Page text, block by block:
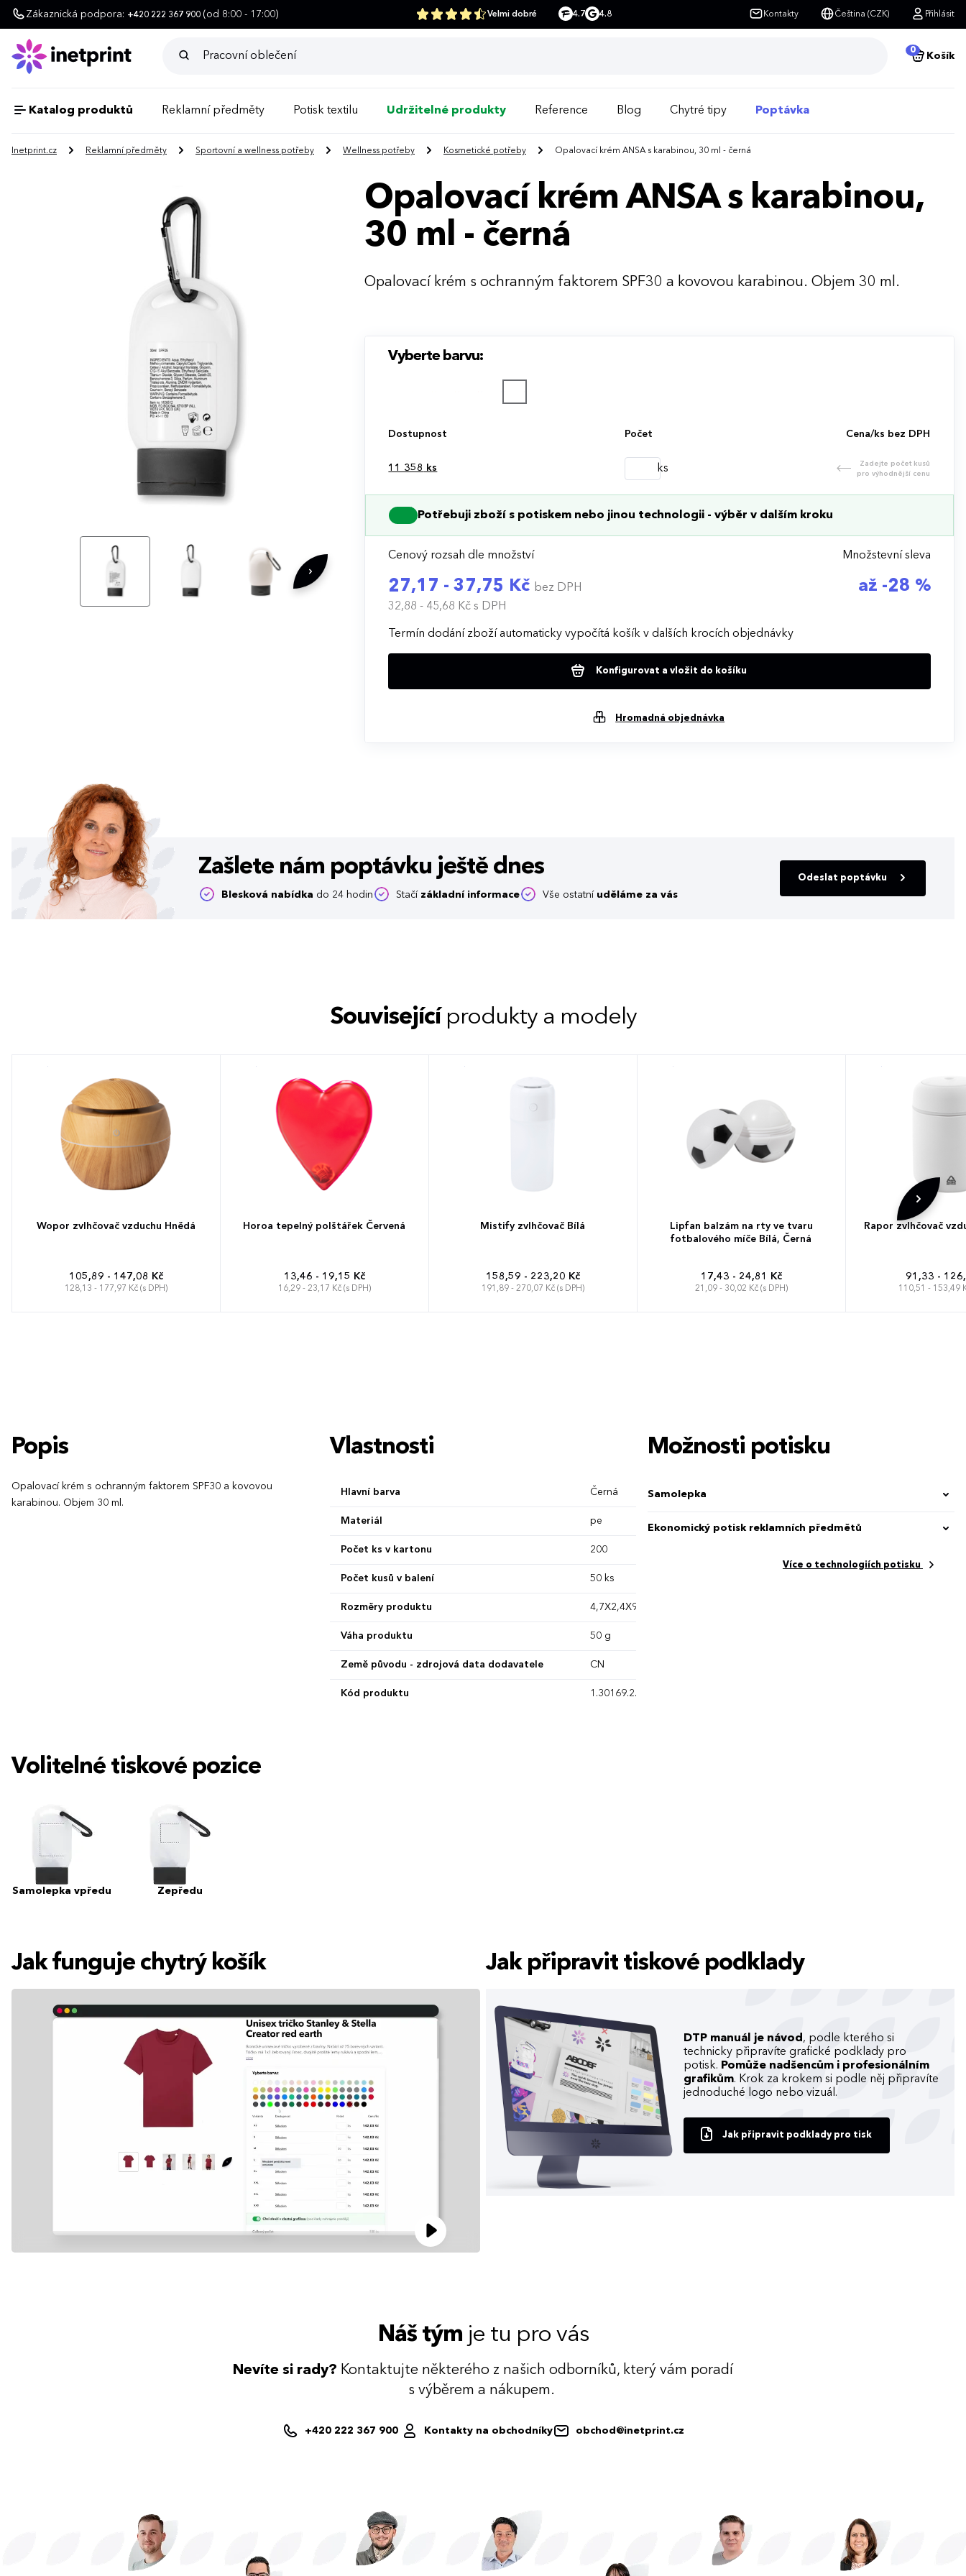
Zákaznická podpora: +420 222 367 900 (od 8:00 - 17:00) Velmi dobré 4.7 4.8 Kontakty Čeština (CZK) Přihlásit
0
Košík
Katalog produktů Reklamní předměty Potisk textilu Udržitelné produkty Reference Blog Chytré tipy Poptávka
Inetprint.cz Reklamní předměty Sportovní a wellness potřeby Wellness potřeby Kosmetické potřeby Opalovací krém ANSA s karabinou, 30 ml - černá
Opalovací krém ANSA s karabinou,
30 ml - černá
Opalovací krém s ochranným faktorem SPF30 a kovovou karabinou. Objem 30 ml.
Vyberte barvu:
Dostupnost Počet Cena/ks bez DPH
11 358 ks ks
Zadejte počet kusů
pro výhodnější cenu
Potřebuji zboží s potiskem nebo jinou technologii - výběr v dalším kroku
Cenový rozsah dle množství
27,17 - 37,75 Kč bez DPH
32,88 - 45,68 Kčs DPH
Množstevní sleva
až -28 %
Termín dodání zboží automaticky vypočítá košík v dalších krocích objednávky
Konfigurovat a vložit do košíku
Hromadná objednávka
Zašlete nám poptávku ještě dnes
Blesková nabídka do 24 hodin Stačí základní informace Vše ostatní uděláme za vás
Odeslat poptávku
Související produkty a modely
Wopor zvlhčovač vzduchu Hnědá
105,89 - 147,08 Kč
128,13 - 177,97 Kč (s DPH)
Horoa tepelný polštářek Červená
13,46 - 19,15 Kč
16,29 - 23,17 Kč (s DPH)
Mistify zvlhčovač Bílá
158,59 - 223,20 Kč
191,89 - 270,07 Kč (s DPH)
Lipfan balzám na rty ve tvaru
fotbalového míče Bílá, Černá
17,43 - 24,81 Kč
21,09 - 30,02 Kč (s DPH)
Rapor zvlhčovač
91,33 -
110,51 - 153,49
Popis
Opalovací krém s ochranným faktorem SPF30 a kovovou
karabinou. Objem 30 ml.
Vlastnosti
Hlavní barva Černá
Materiál pe
Počet ks v kartonu 200
Počet kusů v balení 50 ks
Rozměry produktu 4,7X2,4X9 CM
Váha produktu 50 g
Země původu - zdrojová data dodavatele CN
Kód produktu 1.30169.2.00
Možnosti potisku
Samolepka
Ekonomický potisk reklamních předmětů
Více o technologiích potisku
Volitelné tiskové pozice
Samolepka vpředu Zepředu
Jak funguje chytrý košík Jak připravit tiskové podklady
DTP manuál je návod , podle kterého si
technicky připravíte grafické podklady pro
potisk. Pomůže nadšencům i profesionálním
grafikům. Krok za krokem si podle něj připravíte
jednoduché logo nebo vizuál.
Jak připravit podklady pro tisk
Náš tým je tu pro vás
Nevíte si rady? Kontaktujte některého z našich odborníků, který vám poradí
s výběrem a nákupem.
+420 222 367 900 Kontakty na obchodníky obchod@inetprint.cz